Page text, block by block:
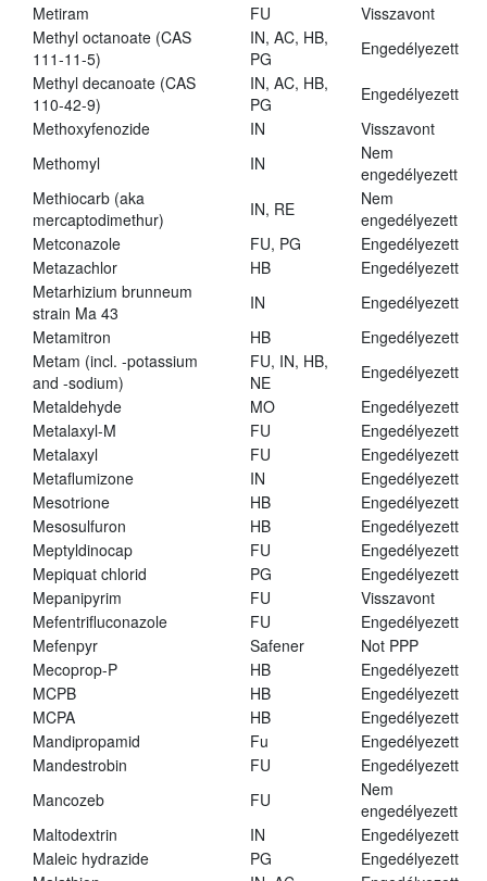
Metiram
FU
Visszavont
Methyl octanoate (CAS
111-11-5)
IN, AC, HB,
PG
Engedélyezett
Methyl decanoate (CAS
110-42-9)
IN, AC, HB,
PG
Engedélyezett
Methoxyfenozide
IN
Visszavont
Methomyl
IN
Nem
engedélyezett
Methiocarb (aka
mercaptodimethur)
IN, RE
Nem
engedélyezett
Metconazole
FU, PG
Engedélyezett
Metazachlor
HB
Engedélyezett
Metarhizium brunneum
strain Ma 43
IN
Engedélyezett
Metamitron
HB
Engedélyezett
Metam (incl. -potassium
and -sodium)
FU, IN, HB,
NE
Engedélyezett
Metaldehyde
MO
Engedélyezett
Metalaxyl-M
FU
Engedélyezett
Metalaxyl
FU
Engedélyezett
Metaflumizone
IN
Engedélyezett
Mesotrione
HB
Engedélyezett
Mesosulfuron
HB
Engedélyezett
Meptyldinocap
FU
Engedélyezett
Mepiquat chlorid
PG
Engedélyezett
Mepanipyrim
FU
Visszavont
Mefentrifluconazole
FU
Engedélyezett
Mefenpyr
Safener
Not PPP
Mecoprop-P
HB
Engedélyezett
MCPB
HB
Engedélyezett
MCPA
HB
Engedélyezett
Mandipropamid
Fu
Engedélyezett
Mandestrobin
FU
Engedélyezett
Mancozeb
FU
Nem
engedélyezett
Maltodextrin
IN
Engedélyezett
Maleic hydrazide
PG
Engedélyezett